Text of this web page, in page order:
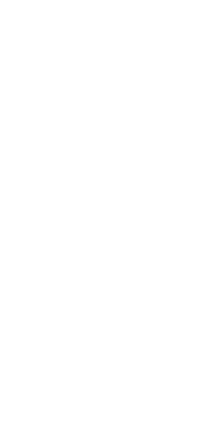
成されるも
器販売店・
ご登録され
共同利用者
ご了承くだ
りません。
未対応品が
1月12日よ
、
い年数を意
を取得する
手段を講じ
らの製造装
知します。
り引きをい
ン制御